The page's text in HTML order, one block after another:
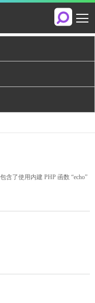
含了使用内建 PHP 函数 “echo”